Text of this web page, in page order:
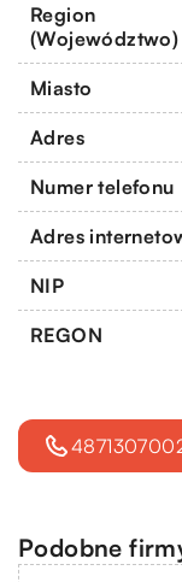
Region
(Województwo)
Miasto
Adres
Numer telefonu
Adres
NIP
REGON
Podobne